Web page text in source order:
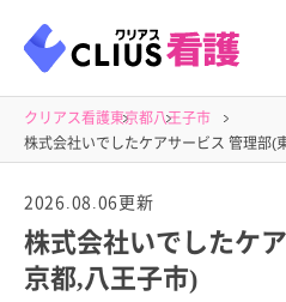
クリアス看護東京都八王子市
株式会社いでしたケアサービス 管理部(
2026.08.06更新
株式会社いでしたケ
京都,八王子市)